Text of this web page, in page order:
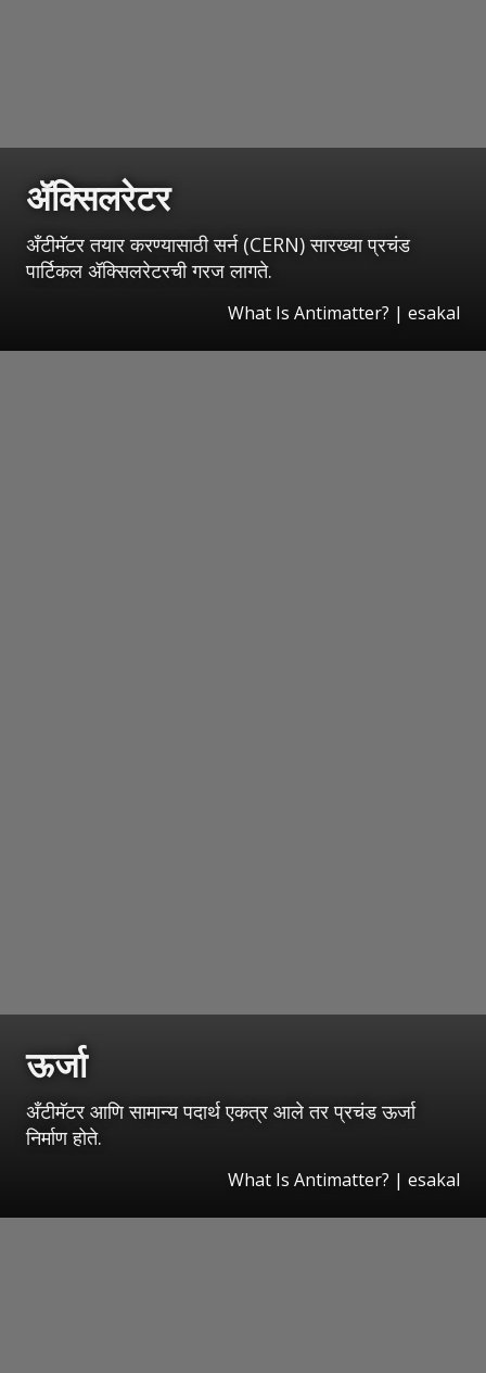
ॲक्सिलरेटर
अँटीमॅटर तयार करण्यासाठी सर्न (CERN) सारख्या प्रचंड
पार्टिकल ॲक्सिलरेटरची गरज लागते.
What Is Antimatter? | esakal
ऊर्जा
अँटीमॅटर आणि सामान्य पदार्थ एकत्र आले तर प्रचंड ऊर्जा
निर्माण होते.
What Is Antimatter? | esakal